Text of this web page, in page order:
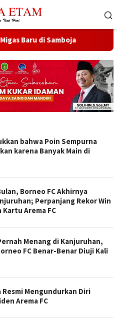
di Samboja
bahwa Poin Sempurna
karena Banyak Main di
Borneo FC Akhirnya
Perpanjang Rekor Win
Arema FC
Menang di Kanjuruhan,
FC Benar-Benar Diuji Kali
Resmi Mengundurkan Diri
Arema FC